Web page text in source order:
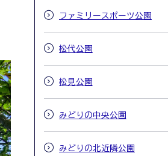
ファミリースポーツ公園
松代公園
松見公園
みどりの中央公園
みどりの北近隣公園